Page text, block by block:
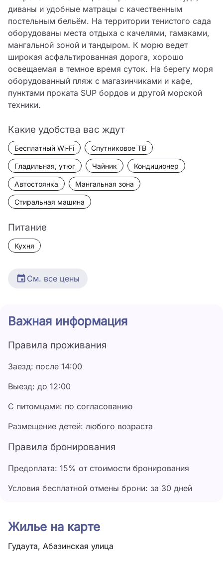
диваны и удобные матрацы с качественным
постельным бельём. На территории тенистого сада
оборудованы места отдыха с качелями, гамаками,
мангальной зоной и тандыром. К морю ведет
широкая асфальтированная дорога, хорошо
освещаемая в темное время суток. На берегу моря
оборудованный пляж с магазинчиками и кафе,
пунктами проката SUP бордов и другой морской
техники.
Какие удобства вас ждут
Бесплатный Wi-Fi Спутниковое ТВ
Гладильная, утюг Чайник Кондиционер
Автостоянка Мангальная зона
Стиральная машина
Питание
Кухня
См. все цены
18 июля - 31 июля
1 августа - 31 августа
1 сентября - 30 сентября
Важная информация
Правила проживания
Заезд: после 14:00
Выезд: до 12:00
С питомцами: по согласованию
Размещение детей: любого возраста
Правила бронирования
Предоплата: 15% от стоимости бронирования
Условия бесплатной отмены брони: за 30 дней
Жилье на карте
Гудаута, Абазинская улица